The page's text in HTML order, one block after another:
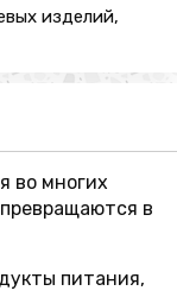
изделий,
во многих
в
питания,